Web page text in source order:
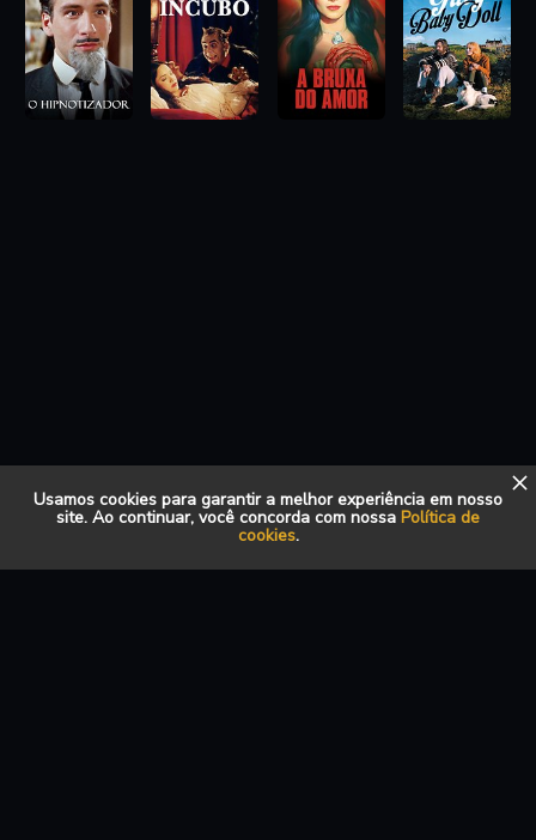
Usamos cookies para garantir a melhor experiência em nosso
site. Ao continuar, você concorda com nossa Política de
cookies.